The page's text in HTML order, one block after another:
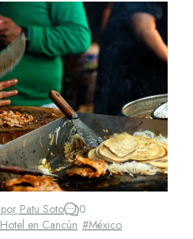
Patu Soto
0
Hotel en Cancún #México